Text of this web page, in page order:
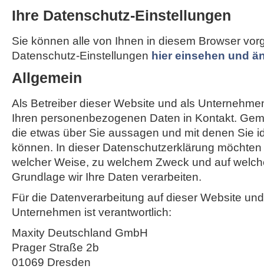
Ihre Datenschutz-Einstellungen
Sie können alle von Ihnen in diesem Browser
Datenschutz-Einstellungen hier einsehen und
Allgemein
Als Betreiber dieser Website und als
Ihren personenbezogenen Daten in Kontakt.
die etwas über Sie aussagen und mit denen Sie
können. In dieser Datenschutzerklärung
welcher Weise, zu welchem Zweck und auf
Grundlage wir Ihre Daten verarbeiten.
Für die Datenverarbeitung auf dieser Website
Unternehmen ist verantwortlich:
Maxity Deutschland GmbH
Prager Straße 2b
01069 Dresden